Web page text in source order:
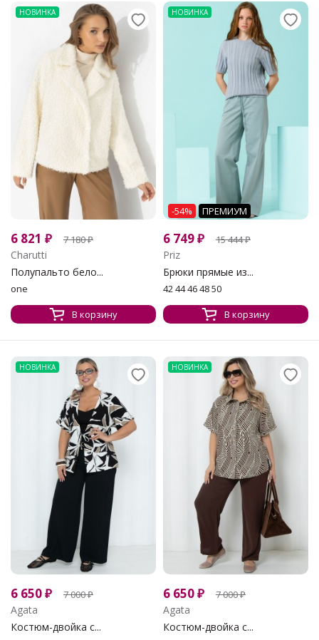
НОВИНКА
6 821 ₽ 7 180₽
Charutti
Полупальто бело...
one
В корзину
НОВИНКА
-54% ПРЕМИУМ
6 749₽ 15 444₽
Priz
Брюки прямые из...
42 44 46 48 50
В корзину
НОВИНКА
6 650₽ 7 000₽
Agata
Костюм-двойка с...
НОВИНКА
6 650₽ 7 000₽
Agata
Костюм-двойка с...